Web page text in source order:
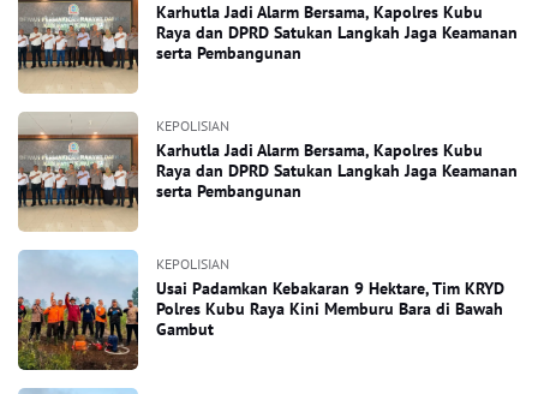
Karhutla Jadi Alarm Bersama, Kapolres Kubu
Raya dan DPRD Satukan Langkah Jaga Keamanan
serta Pembangunan
KEPOLISIAN
Karhutla Jadi Alarm Bersama, Kapolres Kubu
Raya dan DPRD Satukan Langkah Jaga Keamanan
serta Pembangunan
KEPOLISIAN
Usai Padamkan Kebakaran 9 Hektare, Tim KRYD
Polres Kubu Raya Kini Memburu Bara di Bawah
Gambut